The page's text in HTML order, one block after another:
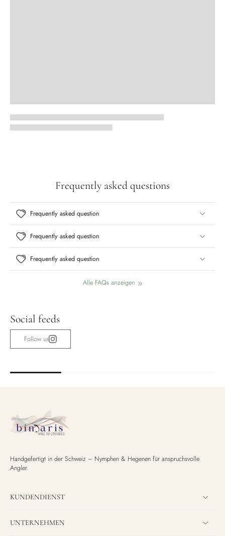
Frequently asked questions
Frequently asked question
Frequently asked question
Frequently asked question
Alle FAQs anzeigen
Social feeds
Follow us
Handgefertigt in der Schweiz – Nymphen & Hegenen für anspruchsvolle
Angler.
KUNDENDIENST
UNTERNEHMEN